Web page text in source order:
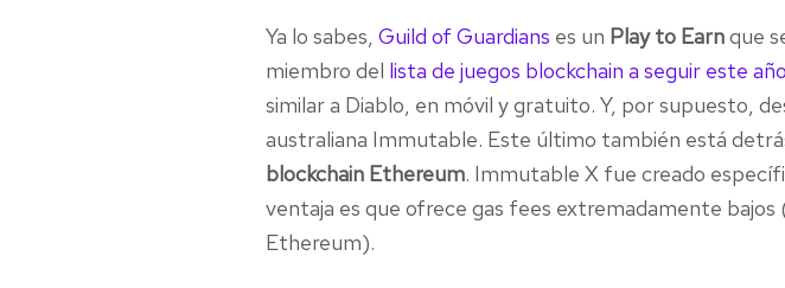
Ya lo sabes,Guild of Guardians es un Play to Earnque
miembro del lista de juegos blockchain a seguir este año
similar a Diablo, en móvil y gratuito. Y, por supuesto,
australiana Immutable. Este último también está
blockchain Ethereum. Immutable X fue creado
ventaja es que ofrece gas fees extremadamente
Ethereum).